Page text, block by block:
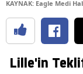
KAYNAK: Eagle Medi
Lille'in